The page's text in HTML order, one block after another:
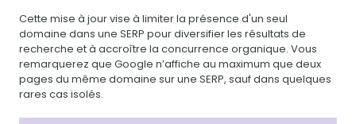
Cette mise à jour vise à limiter la présence d'un seul
domaine dans une SERP pour diversifier les résultats de
recherche et à accroître la concurrence organique. Vous
remarquerez que Google n’affiche au maximum que deux
pages du même domaine sur une SERP, sauf dans quelques
rares cas isolés.